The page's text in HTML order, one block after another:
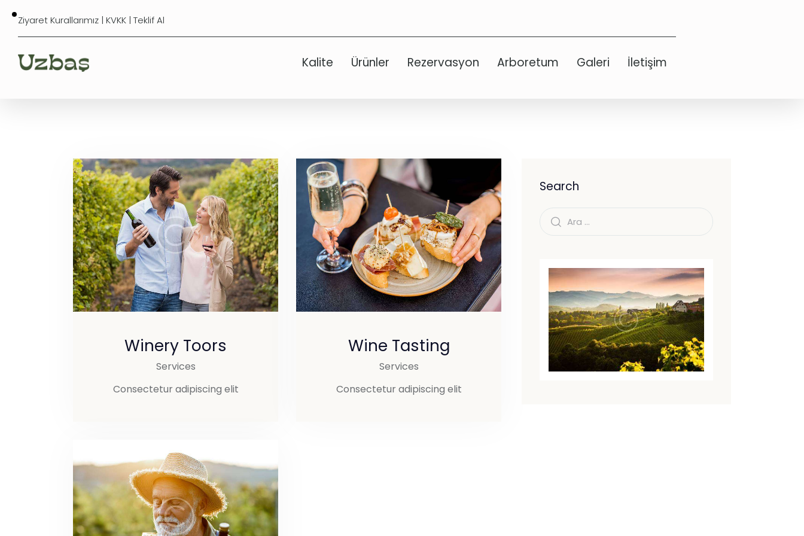
Ziyaret Kurallarımız | KVKK | Teklif Al
Kalite Ürünler Rezervasyon Arboretum Galeri İletişim
Winery Toors
Services
Consectetur adipiscing elit
Wine Tasting
Services
Consectetur adipiscing elit
Search